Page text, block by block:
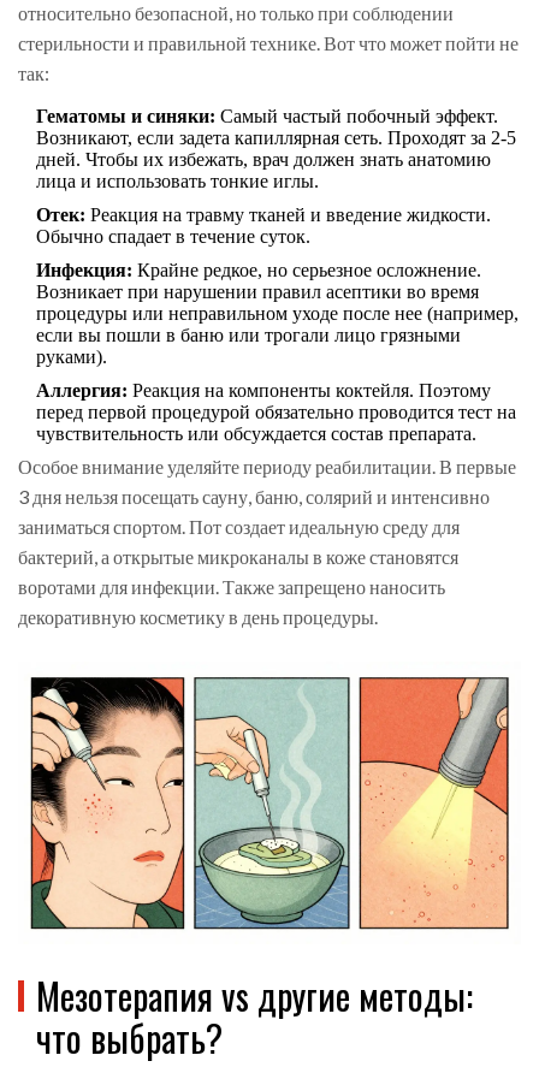
относительно безопасной, но только при соблюдении
стерильности и правильной технике. Вот что может пойти не
так:
Гематомы и синяки: Самый частый побочный эффект.
Возникают, если задета капиллярная сеть. Проходят за 2-5
дней. Чтобы их избежать, врач должен знать анатомию
лица и использовать тонкие иглы.
Отек: Реакция на травму тканей и введение жидкости.
Обычно спадает в течение суток.
Инфекция: Крайне редкое, но серьезное осложнение.
Возникает при нарушении правил асептики во время
процедуры или неправильном уходе после нее (например,
если вы пошли в баню или трогали лицо грязными
руками).
Аллергия: Реакция на компоненты коктейля. Поэтому
перед первой процедурой обязательно проводится тест на
чувствительность или обсуждается состав препарата.
Особое внимание уделяйте периоду реабилитации. В первые
3 дня нельзя посещать сауну, баню, солярий и интенсивно
заниматься спортом. Пот создает идеальную среду для
бактерий, а открытые микроканалы в коже становятся
воротами для инфекции. Также запрещено наносить
декоративную косметику в день процедуры.
Мезотерапия vs другие методы:
что выбрать?